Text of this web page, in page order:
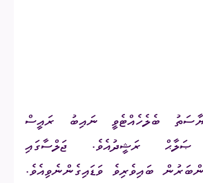
ބެލެހެއްޓެވީ ނައިބު ރައީސް
ޞަލާޙް ރަޝީދުއެވެ. ޖަލްސާގައި
3 މެންބަރުން ބައިވެރިވެ ވަޑައިގެންނެވިއެވެ.